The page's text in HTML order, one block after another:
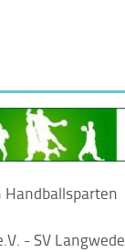
Handballsparten
- SV